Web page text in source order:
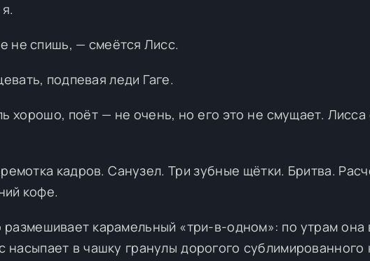
не спишь, — смеётся Лисс.
подпевая леди Гаге.
хорошо, поёт — не очень, но его это не смущает.
кадров. Санузел. Три зубные щётки. Бритва.
кофе.
карамельный «три-в-одном»: по утрам она
насыпает в чашку гранулы дорогого